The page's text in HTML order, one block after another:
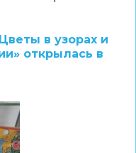
в узорах и
открылась в